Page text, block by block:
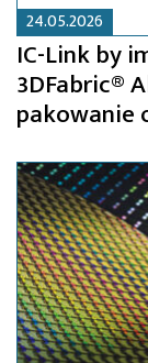
24.05.2026
IC-Link by
3DFabric®
pakowanie